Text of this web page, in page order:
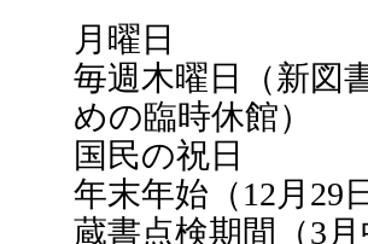
月曜日
毎週木曜日（新図
めの臨時休館）
国民の祝日
年末年始（12月29
蔵書点検期間（3月